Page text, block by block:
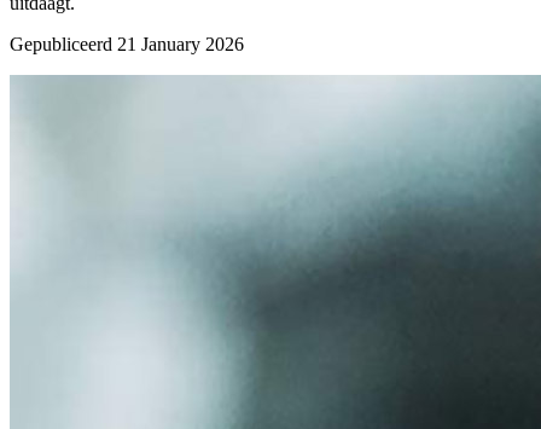
Gepubliceerd 21 January 2026